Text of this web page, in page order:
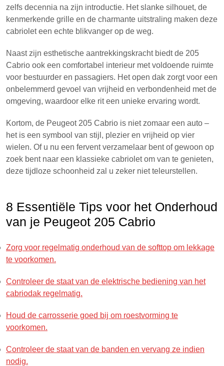
zelfs decennia na zijn introductie. Het slanke silhouet, de
kenmerkende grille en de charmante uitstraling maken deze
cabriolet een echte blikvanger op de weg.
Naast zijn esthetische aantrekkingskracht biedt de 205
Cabrio ook een comfortabel interieur met voldoende ruimte
voor bestuurder en passagiers. Het open dak zorgt voor een
onbelemmerd gevoel van vrijheid en verbondenheid met de
omgeving, waardoor elke rit een unieke ervaring wordt.
Kortom, de Peugeot 205 Cabrio is niet zomaar een auto –
het is een symbool van stijl, plezier en vrijheid op vier
wielen. Of u nu een fervent verzamelaar bent of gewoon op
zoek bent naar een klassieke cabriolet om van te genieten,
deze tijdloze schoonheid zal u zeker niet teleurstellen.
8 Essentiële Tips voor het Onderhoud
van je Peugeot 205 Cabrio
Zorg voor regelmatig onderhoud van de softtop om lekkage
te voorkomen.
Controleer de staat van de elektrische bediening van het
cabriodak regelmatig.
Houd de carrosserie goed bij om roestvorming te
voorkomen.
Controleer de staat van de banden en vervang ze indien
nodig.